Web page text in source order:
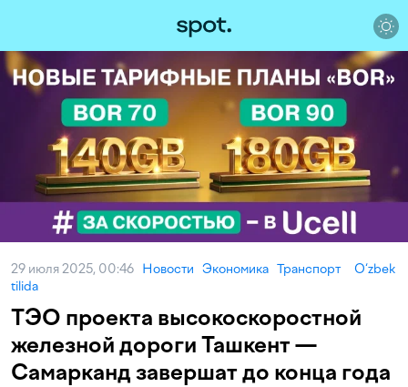
29 июля 2025, 00:46 Новости Экономика Транспорт
O‘zbek
tilida
ТЭО проекта высокоскоростной
железной дороги Ташкент —
Самарканд завершат до конца года